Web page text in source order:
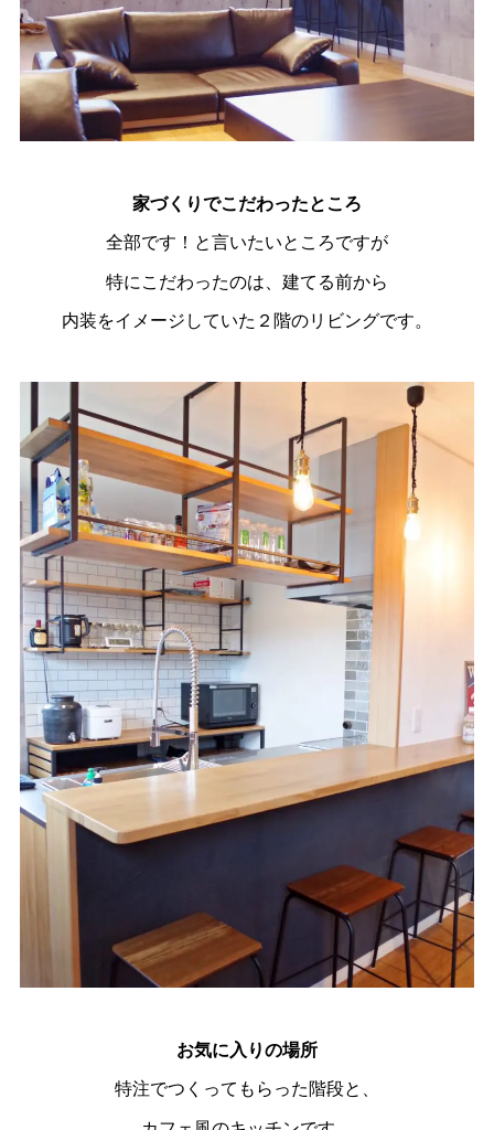
家づくりでこだわったところ
全部です！と言いたいところですが
特にこだわったのは、建てる前から
内装をイメージしていた２階のリビングです。
お気に入りの場所
特注でつくってもらった階段と、